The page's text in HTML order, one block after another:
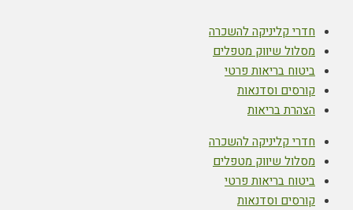
חדרי קליניקה להשכרה
מסלול שיווק מטפלים
ביטוח בריאות פרטי
קורסים וסדנאות
הצהרת בריאות
חדרי קליניקה להשכרה
מסלול שיווק מטפלים
ביטוח בריאות פרטי
קורסים וסדנאות